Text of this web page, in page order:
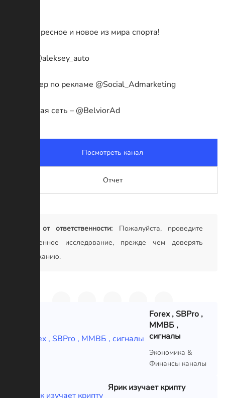
Все интересное и новое из мира спорта!
Админ @aleksey_auto
Менеджер по рекламе @Social_Admarketing
Рекламная сеть – @BelviorAd
Посмотреть канал
Отчет
Отказ от ответственности: Пожалуйста, проведите
собственное исследование, прежде чем доверять
содержанию.
Forex , SBPro ,
ММВБ ,
сигналы
Экономика &
Финансы каналы
Ярик изучает крипту